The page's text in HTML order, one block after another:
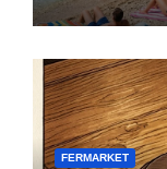
FERMARKET